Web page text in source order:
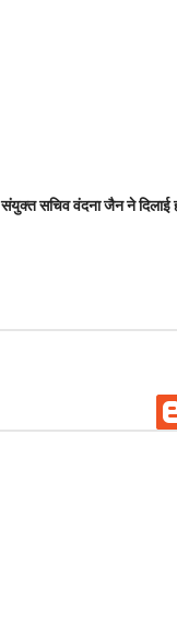
संयुक्त सचिव वंदना जैन ने दिलाई